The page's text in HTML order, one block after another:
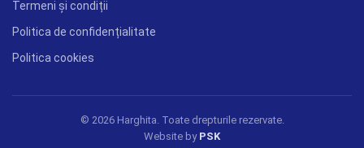
Termeni și condiții
Politica de confidențialitate
Politica cookies
© 2026 Harghita. Toate drepturile rezervate.
Website by PSK